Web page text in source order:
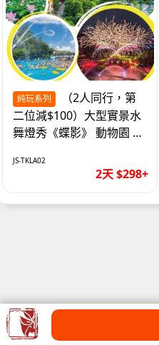
純玩系列
二位減$100）大型實景水
舞燈秀《蝶影》 動物園 水
純玩2天
JS-TKLA02
2天 $298+